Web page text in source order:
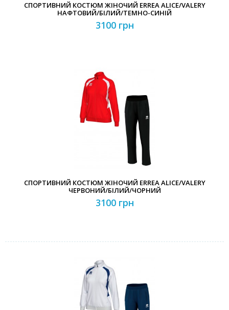
СПОРТИВНИЙ КОСТЮМ ЖІНОЧИЙ ERREA ALICE/VALERY
НАФТОВИЙ/БІЛИЙ/ТЕМНО-СИНІЙ
3100 грн
СПОРТИВНИЙ КОСТЮМ ЖІНОЧИЙ ERREA ALICE/VALERY
ЧЕРВОНИЙ/БІЛИЙ/ЧОРНИЙ
3100 грн